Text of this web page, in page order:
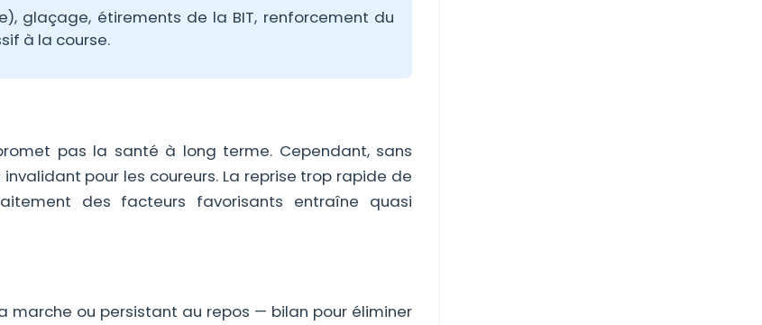
glaçage, étirements de la BIT, renforcement du
à la course.
pas la santé à long terme. Cependant, sans
pour les coureurs. La reprise trop rapide de
des facteurs favorisants entraîne quasi
marche ou persistant au repos — bilan pour éliminer